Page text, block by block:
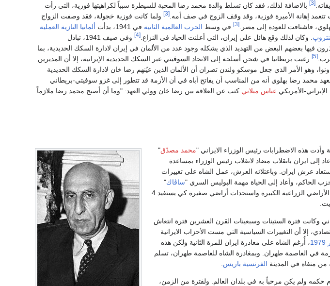
[3]
بالاضافة لذلك، فقد كان تسلط والدة محمد رضا المحبة للسيطرة سبباً لكراهيتها فوزية، التي رأت
إهانة الأميرة فوزية، وقد وقف الزوج في صف أمه. [3]
ولما كانت فوزية خجولة، فقد وصفت الزواج
فاشتاقت للعودة إلى مصر.
[3] في وسط الحرب العالمية الثانية في 1941، بدأت ألمانيا النازية العملية
. وكان لذلك وقع هائل على إيران، التي أعلنت الحياد في النزاع. [4]
وفي صيف 1941، تبادل
فيها بعضهم البعض من التهديد الذي يشكله وجود عدد من الألمان في إيران لادارة السكك الحديدية، بما
[5]
رغبت بريطانيا في شحن أسلحة إلى الاتحاد السوڤيتي عبر السكك الحديدية الإيرانية، إلا أن المديرين
وهو الأمر الذي جعل موسكو ولندن تصران أن الألمان الذين عيّنهم رضا خان لادارة السكك الحديدية
محمد رضا بهلوي أنه من المناسب أن يفاتح أباه في أن الأزمة قد تتطور إلى غزو سوفيتي-بريطاني
الأمريكي عباس ميلاني كتب عن العلاقة بين رضا خان وولي العهد: "وما أن أصبح محمد رضا ملازماً
وأدت هذه الاضطرابات رئيس الوزراء الايراني "محمد مصدّق"
إلى ايران بانقلاب مضاد لانقلاب رئيس الوزراء بمساعدة
عرش ايران. وباعتلائه العرش، عمل الشاه على تغييرات
الحاكم، وأعاد إلى الحياة مهمة البوليس السري "ساڤاك"
التي بطشت بالشعب الايراني ايما بطش، وعمل على تقطيع الأراضي الزراعية الكبيرة واستحداث أراضي صغيرة كي يستفيد 4
وكانت فترة الستينات وسبعينات القرن العشرين فترة انتعاش
إلا أن التغييرات السياسية التي مست الأحزاب الايرانية
1979، أُرغم الشاه على مغادرة ايران للمرة الثانية ولكن هذه
في العاصمة طهران. وبمغادرة الشاه للعاصمة طهران، تسلم
من منفاه في المدينة الفرنسية باريس.
حكمه ولم يكن مرحباً به في بلدان العالم. ولفترة من الزمن،